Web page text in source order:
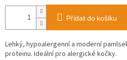
Přidat do košíku
Lehký, hypoalergenní a moderní
proteinu. Ideální pro alergické kočky.